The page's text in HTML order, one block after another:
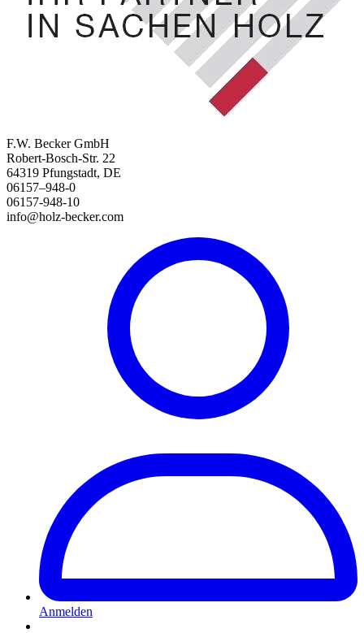
F.W. Becker GmbH
Robert-Bosch-Str. 22
64319 Pfungstadt, DE
06157–948-0
06157-948-10
info@holz-becker.com
Anmelden